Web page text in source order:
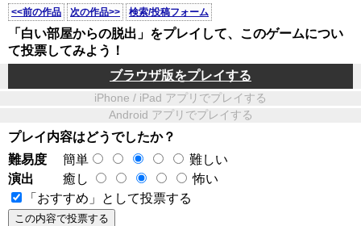
<<前の作品 次の作品>> 検索/投稿フォーム
「白い部屋からの脱出」をプレイして、このゲームについ
て投票してみよう！
ブラウザ版をプレイする
iPhone / iPad アプリでプレイする
Android アプリでプレイする
プレイ内容はどうでしたか？
難易度
簡単
難しい
演出
癒し
怖い
「おすすめ」として投票する